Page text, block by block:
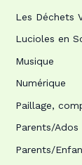
Les Déchets
Lucioles en
Musique
Numérique
Paillage,
Parents/Ados
Parents/